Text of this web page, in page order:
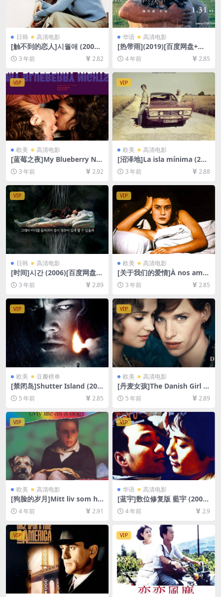
日韩 高清电影
[触不到的恋人]시월애 (2000)
[百度网盘+迅雷云盘资源1080
P超清未删减][MP4/6GB][韩
3 年前 2.82
华语 高清电影
[热带雨](2019)[百度网盘+迅
雷云盘资源1080P超清未删减]
[MP4/6.5GB][中文字幕]
4 年前 2.85
VIP
欧美 高清电影
[蓝莓之夜]My Blueberry Nig
hts (2007)[百度网盘+夸克网
盘1080P超清未删减资源][网
盘在线播放/下载][MP4/6.2G
B][中英字幕]
3 年前 2.92
VIP
欧美 高清电影
[沼泽地]La isla mínima (201
4)[百度网盘+夸克网盘1080P
超清未删减资源][网盘在线播
放/下载][MP4/6.6GB][中文字
幕]
3 年前 2.88
VIP
日韩 高清电影
[时间]시간 (2006)[百度网盘
+迅雷云盘资源1080P超清未
删减][MP4/6GB][韩语中字]
3 年前 2.89
VIP
欧美 高清电影
[关于我们的爱情]À nos amo
urs (1983)[百度网盘+迅雷云
盘资源1080P超清未删减][MP
4/5.8GB][中文字幕]
3 年前 2.85
VIP
欧美 豆瓣榜单
[禁闭岛]Shutter Island (201
0)[百度网盘+迅雷云盘资源10
80P超清未删减][MP4/8.5GB]
5 年前 2.85
VIP
欧美 高清电影
[丹麦女孩]The Danish Girl (2
015)完整版[百度网盘+夸克网
盘+迅雷云盘资源1080P超清
语字幕]
5 年前 2.89
VIP
欧美 高清电影
[狗脸的岁月]Mitt liv som hu
nd (1985)[百度网盘+迅雷云
盘资源1080P超清未删减][MP
4/6.6GB][中文字幕]
4 年前 2.91
VIP
华语 高清电影
[蓝宇]数位修复版 藍宇 (2001)
[百度网盘+迅雷云盘资源1080
P超清未删减][MP4/4.8GB][中
4 年前 2.9
VIP VIP